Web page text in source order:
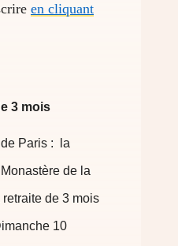
en cliquant
3 mois
Paris : la
de la
de 3 mois
10